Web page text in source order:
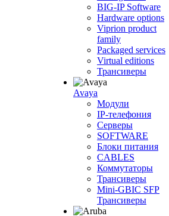
BIG-IP Software
Hardware options
Viprion product
family
Packaged services
Virtual editions
Трансиверы
Avaya
Модули
IP-телефония
Серверы
SOFTWARE
Блоки питания
CABLES
Коммутаторы
Трансиверы
Mini-GBIC SFP
Трансиверы